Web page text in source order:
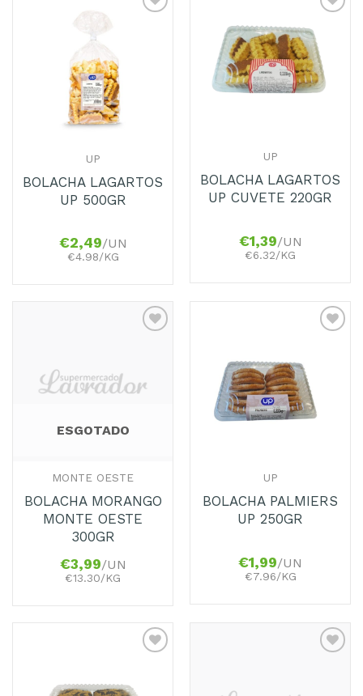
UP
BOLACHA LAGARTOS
UP 500GR
€2,49/UN
€4.98/KG
Adicionar
aos
Favoritos
UP
BOLACHA LAGARTOS
UP CUVETE 220GR
€1,39/UN
€6.32/KG
Favoritos
ESGOTADO
MONTE OESTE
BOLACHA MORANGO
MONTE OESTE
300GR
€3,99/UN
€13.30/KG
Favoritos
UP
BOLACHA PALMIERS
UP 250GR
€1,99/UN
€7.96/KG
aos